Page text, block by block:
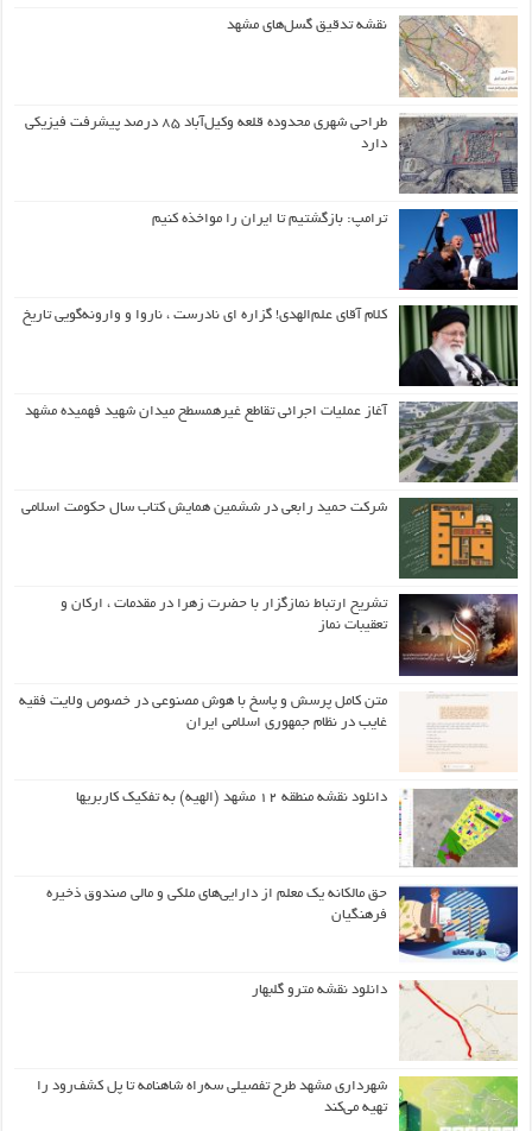
نقشه تدقیق گسل‌های مشهد
طراحی شهری محدوده قلعه وکیل‌آباد ۸۵ درصد پیشرفت فیزیکی
دارد
ترامپ: بازگشتیم تا ایران را مواخذه کنیم
کلام آقای علم‌الهدی! گزاره ای نادرست ، ناروا و وارونه‌گویی تاریخ
آغاز عملیات اجرائی تقاطع غیرهمسطح میدان شهید فهمیده مشهد
شرکت حمید رابعی در ششمین همایش کتاب سال حکومت اسلامی
تشریح ارتباط نمازگزار با حضرت زهرا در مقدمات ، ارکان و
تعقیبات نماز
متن کامل پرسش و پاسخ با هوش مصنوعی در خصوص ولایت فقیه
غایب در نظام جمهوری اسلامی ایران
دانلود نقشه منطقه ۱۲ مشهد (الهیه) به تفکیک کاربریها
حق مالکانه یک معلم از دارایی‌های ملکی و مالی صندوق ذخیره
فرهنگیان
دانلود نقشه مترو گلبهار
شهرداری مشهد طرح تفصیلی سه‌راه شاهنامه تا پل کشف‌رود را
تهیه می‌کند